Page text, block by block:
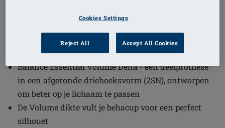
Bestelcode: VD225 Balance Essential
Balance Essential Volume Delta - een deelprothese
in een afgeronde driehoeksvorm (2SN), ontworpen
om beter op je lichaam te passen
De Volume dikte vult je behacup voor een perfect
silhouet
Cookies Settings
Reject All Accept All Cookies